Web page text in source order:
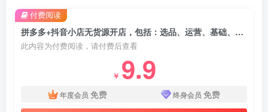
拼多多+抖音小店无货源开店，包括：选品、运营、基础、付费推广、爆款案例等(更新25年10月)
此内容为付费阅读，请付费后查看
￥ 9.9
年度会员 免费 终身会员 免费
付费阅读